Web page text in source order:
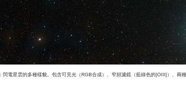
閃電星雲的多種樣貌。包含可見光（RGB合成）、窄頻濾鏡（藍綠色的[OIII]）、兩